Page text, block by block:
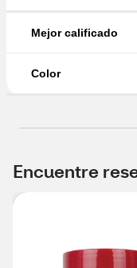
Mejor calificado
Color
Encuentre